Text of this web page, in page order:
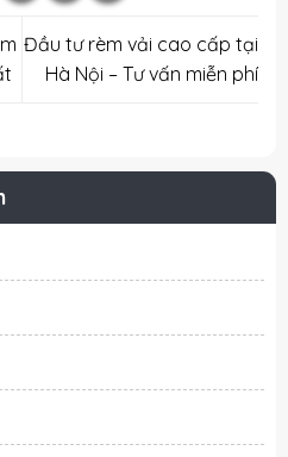
Đầu tư rèm vải cao cấp tại
Hà Nội – Tư vấn miễn phí